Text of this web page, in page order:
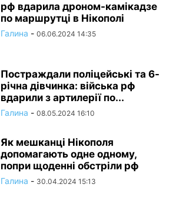
рф вдарила дроном-камікадзе
по маршрутці в Нікополі
Галина - 06.06.2024 14:35
Постраждали поліцейські та 6-
річна дівчинка: війська рф
вдарили з артилерії по...
Галина - 08.05.2024 16:10
Як мешканці Нікополя
допомагають одне одному,
попри щоденні обстріли рф
Галина - 30.04.2024 15:13